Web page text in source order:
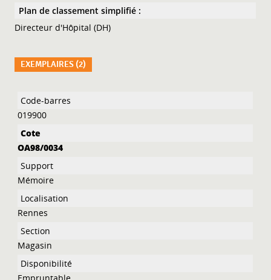
Plan de classement simplifié :
Directeur d'Hôpital (DH)
EXEMPLAIRES (2)
Liste des exemplaires
019900
OA98/0034
Mémoire
Rennes
Magasin